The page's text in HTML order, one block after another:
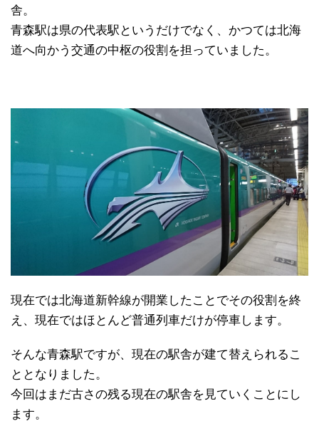
縦断(10)
舎。
青森駅は県の代表駅というだけでなく、かつては北海
道へ向かう交通の中枢の役割を担っていました。
現在では北海道新幹線が開業したことでその役割を終
え、現在ではほとんど普通列車だけが停車します。
そんな青森駅ですが、現在の駅舎が建て替えられるこ
ととなりました。
今回はまだ古さの残る現在の駅舎を見ていくことにし
ます。